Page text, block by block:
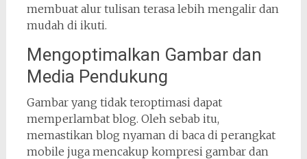
membuat alur tulisan terasa lebih mengalir dan
mudah di ikuti.
Mengoptimalkan Gambar dan
Media Pendukung
Gambar yang tidak teroptimasi dapat
memperlambat blog. Oleh sebab itu,
memastikan blog nyaman di baca di perangkat
mobile juga mencakup kompresi gambar dan